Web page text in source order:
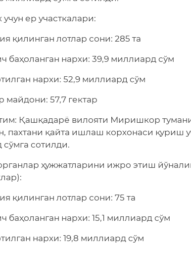
ер участкалари:
қилинган лотлар сони: 285 та
баҳоланган нархи: 39,9 миллиард сўм
нархи: 52,9 миллиард сўм
майдони: 57,7 гектар
Қашқадарё вилояти Миришкор
пахтани қайта ишлаш корхонаси қуриш
сотилди.
ҳужжатларини ижро этиш
қилинган лотлар сони: 75 та
баҳоланган нархи: 15,1 миллиард сўм
нархи: 19,8 миллиард сўм